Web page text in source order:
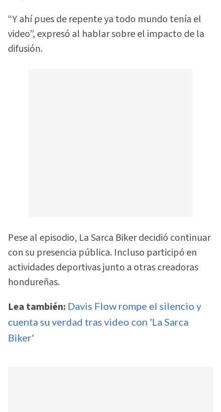
“Y ahí pues de repente ya todo mundo tenía el
video”, expresó al hablar sobre el impacto de la
difusión.
Pese al episodio, La Sarca Biker decidió continuar
con su presencia pública. Incluso participó en
actividades deportivas junto a otras creadoras
hondureñas.
Lea también: Davis Flow rompe el silencio y
cuenta su verdad tras video con 'La Sarca
Biker'